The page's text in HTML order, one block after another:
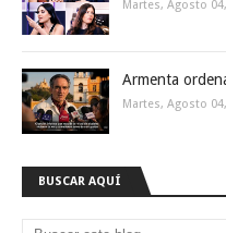
Martes, Agosto
Armenta
Martes, Agosto
BUSCAR AQUÍ